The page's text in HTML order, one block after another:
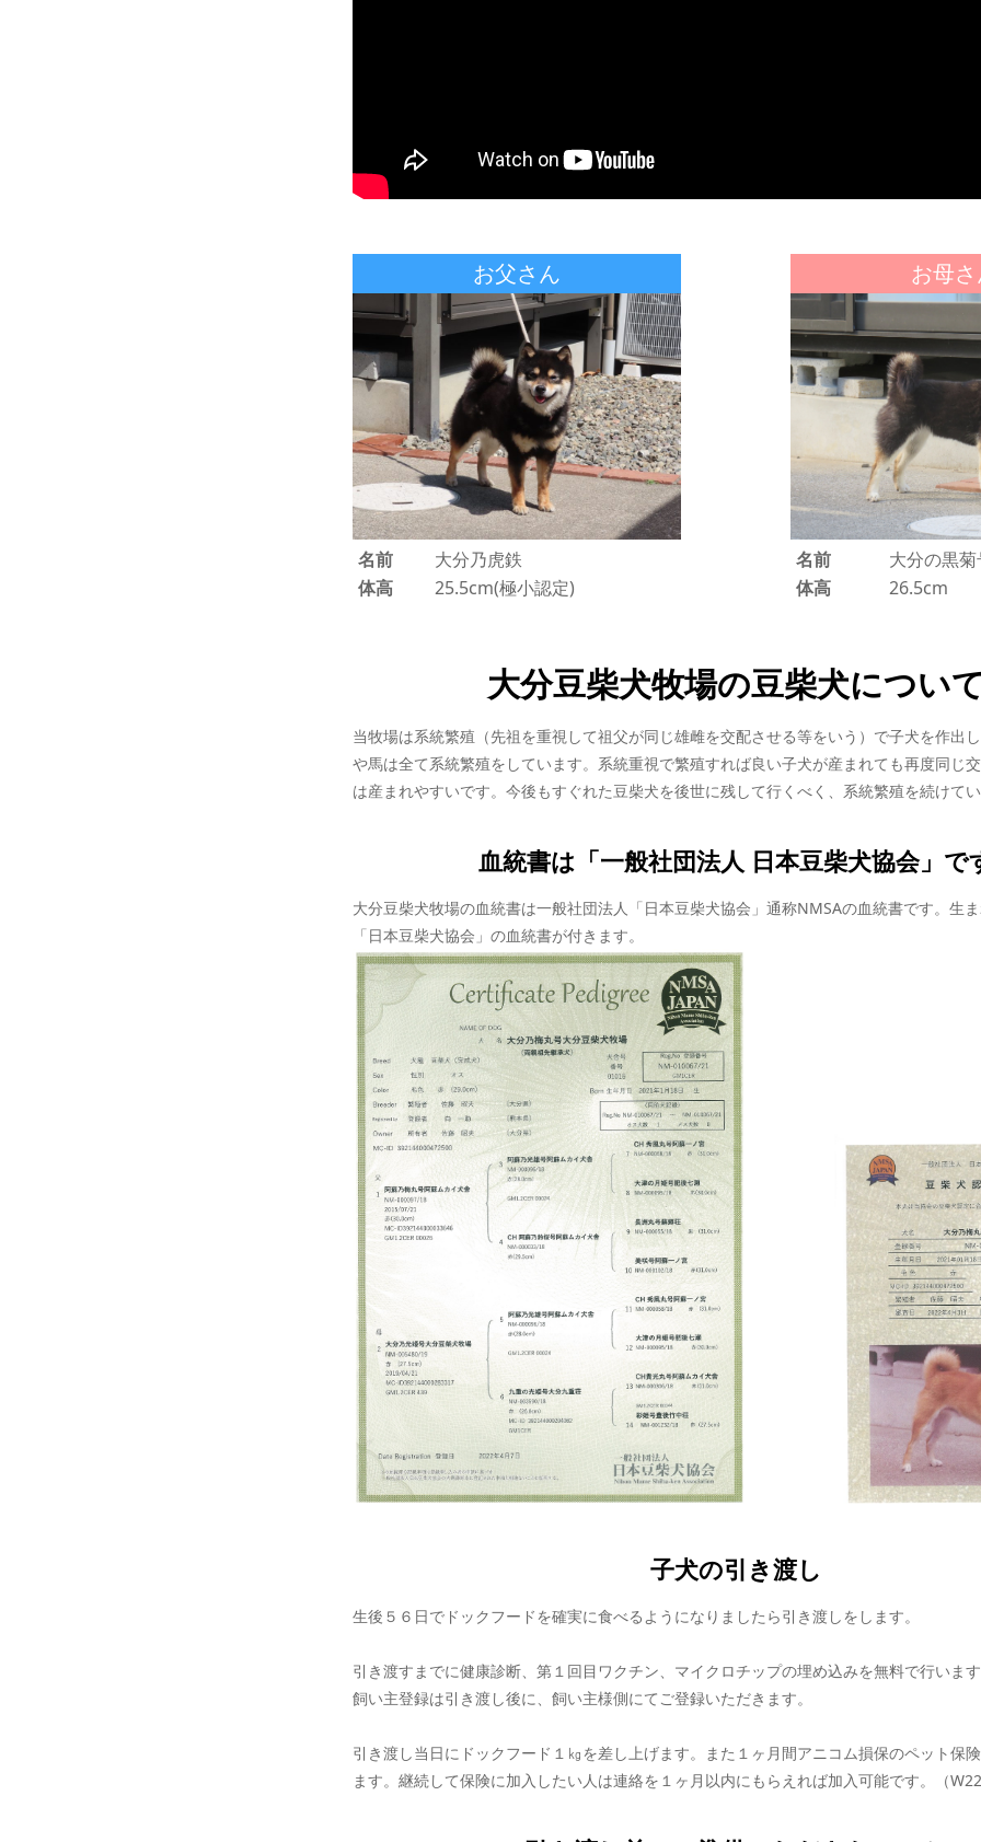
お父さん
名前
大分乃虎鉄
体高
25.5cm(極小認定)
お母
名前
大分の黒菊
体高
26.5cm
大分豆柴犬牧場の豆柴犬につい
当牧場は系統繁殖（先祖を重視して祖父が同じ雄雌を交配させる等をいう）で子犬を作出
や馬は全て系統繁殖をしています。系統重視で繁殖すれば良い子犬が産まれても再度同じ
は産まれやすいです。今後もすぐれた豆柴犬を後世に残して行くべく、系統繁殖を続けて
血統書は「一般社団法人 日本豆柴犬協会」で
大分豆柴犬牧場の血統書は一般社団法人「日本豆柴犬協会」通称NMSAの血統書です。生
「日本豆柴犬協会」の血統書が付きます。
子犬の引き渡し
生後５６日でドックフードを確実に食べるようになりましたら引き渡しをします。
引き渡すまでに健康診断、第１回目ワクチン、マイクロチップの埋め込みを無料で行いま
飼い主登録は引き渡し後に、飼い主様側にてご登録いただきます。
引き渡し当日にドックフード１㎏を差し上げます。また１ヶ月間アニコム損保のペット保
ます。継続して保険に加入したい人は連絡を１ヶ月以内にもらえれば加入可能です。（